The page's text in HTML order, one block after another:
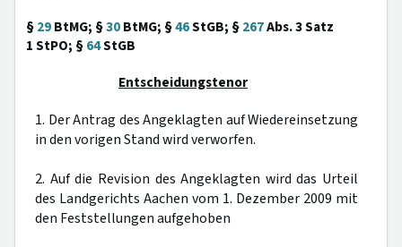
§29BtMG; §30BtMG; §46StGB; §267Abs. 3 Satz
1 StPO; §64StGB
Entscheidungstenor
1. Der Antrag des Angeklagten auf Wiedereinsetzung
in den vorigen Stand wird verworfen.
2. Auf die Revision des Angeklagten wird das Urteil
des Landgerichts Aachen vom 1. Dezember 2009 mit
den Feststellungen aufgehoben